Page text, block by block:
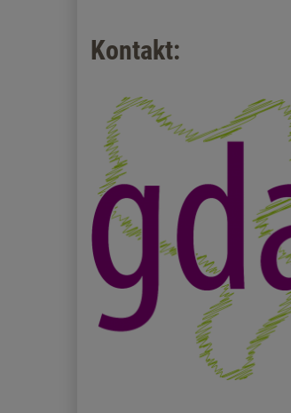
Kontakt: